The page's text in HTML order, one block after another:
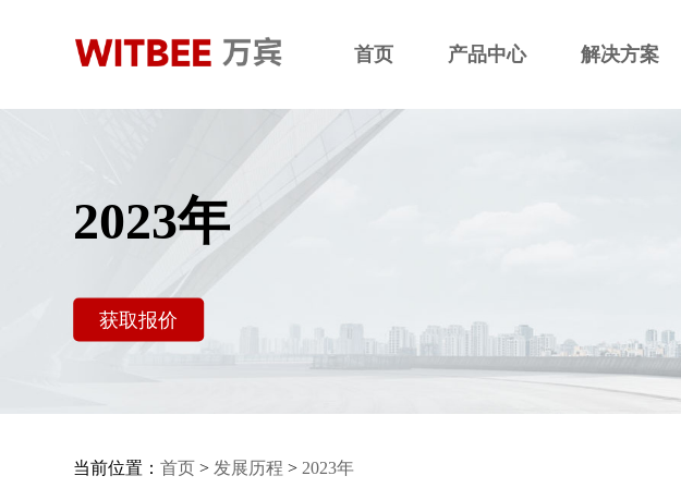
首页 产品中心 解决方案
2023年
获取报价
当前位置：首页 > 发展历程 > 2023年